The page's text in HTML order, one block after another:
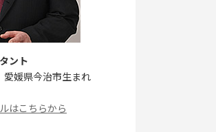
ント
媛県今治市生まれ
はこちらから